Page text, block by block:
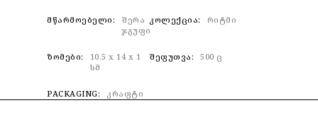
ᲛᲬᲐᲠᲛᲝᲔᲑᲔᲚᲘ
შერა
ჯგუფი
ᲙᲝᲚᲔᲥᲪᲘᲐ რიტმი
ᲖᲝᲛᲔᲑᲘ
10.5 x 14 x 1
სმ
ᲨᲔᲤᲣᲗᲕᲐ 500 ც
PACKAGING კრაფტი